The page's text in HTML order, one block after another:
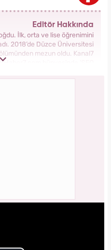
Editör Hakkında
İlk, orta ve lise öğrenimini
2018’de Düzce Üniversitesi
mezun oldu. Kanal7
Haber7.com bünyesinde ‘SEO